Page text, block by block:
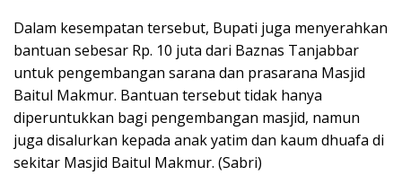
Dalam kesempatan tersebut, Bupati juga menyerahkan
bantuan sebesar Rp. 10 juta dari Baznas Tanjabbar
untuk pengembangan sarana dan prasarana Masjid
Baitul Makmur. Bantuan tersebut tidak hanya
diperuntukkan bagi pengembangan masjid, namun
juga disalurkan kepada anak yatim dan kaum dhuafa di
sekitar Masjid Baitul Makmur. (Sabri)